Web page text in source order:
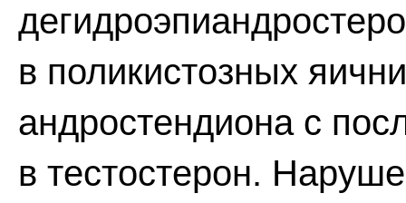
в поликистозных
андростендиона с
в тестостерон.